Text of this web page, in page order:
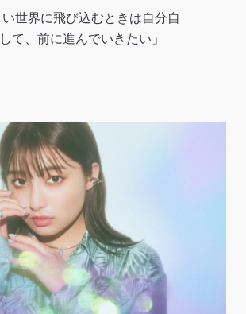
世界に飛び込むときは自分自
て、前に進んでいきたい」